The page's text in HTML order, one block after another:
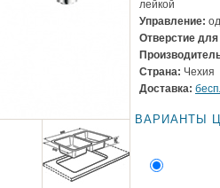
лейкой
Управление:
Отверстие для
Страна: Чехия
Доставка:
ВАРИАНТЫ